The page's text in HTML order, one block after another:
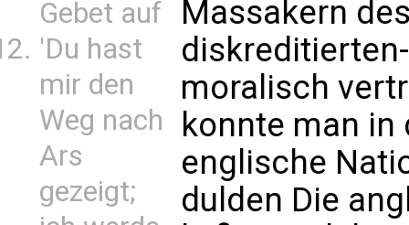
Gebet auf
'Du hast
mir den
Weg nach
Ars
gezeigt;
Massakern
moralisch
konnte man
englische
dulden Die